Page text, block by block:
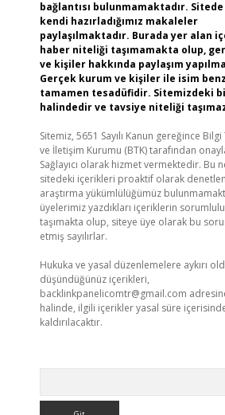
bağlantısı bulunmamaktadır. Sitede
kendi hazırladığımız makaleler
paylaşılmaktadır. Burada yer alan
haber niteliği taşımamakta olup,
ve kişiler hakkında paylaşım
Gerçek kurum ve kişiler ile isim
tamamen tesadüfidir. Sitemizdeki
halindedir ve tavsiye niteliği
Sitemiz, 5651 Sayılı Kanun gereğince
ve İletişim Kurumu (BTK) tarafından
Sağlayıcı olarak hizmet vermektedir. Bu
sitedeki içerikleri proaktif olarak
araştırma yükümlülüğümüz
üyelerimiz yazdıkları içeriklerin
taşımakta olup, siteye üye olarak bu
etmiş sayılırlar.
Hukuka ve yasal düzenlemelere aykırı
düşündüğünüz içerikleri,
backlinkpanelicomtr@gmail.com
halinde, ilgili içerikler yasal süre
kaldırılacaktır.